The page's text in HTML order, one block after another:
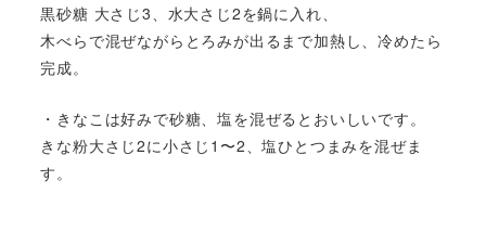
黒砂糖 大さじ3、水大さじ2を鍋に入れ、
木べらで混ぜながらとろみが出るまで加熱し、冷めたら
完成。
・きなこは好みで砂糖、塩を混ぜるとおいしいです。
きな粉大さじ2に小さじ1〜2、塩ひとつまみを混ぜま
す。